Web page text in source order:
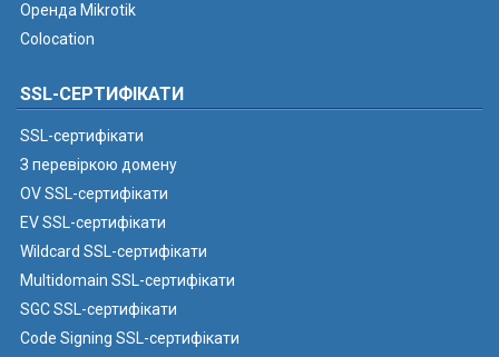
Оренда Mikrotik
Colocation
SSL-СЕРТИФІКАТИ
SSL-сертифікати
З перевіркою домену
OV SSL-сертифікати
EV SSL-сертифікати
Wildcard SSL-сертифікати
Multidomain SSL-сертифікати
SGC SSL-сертифікати
Code Signing SSL-сертифікати